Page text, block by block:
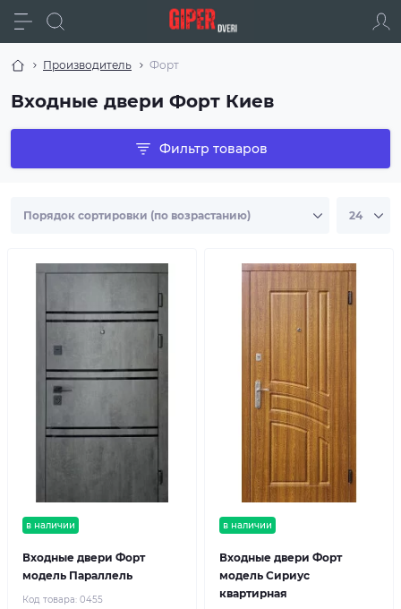
Производитель Форт
Входные двери Форт Киев
Фильтр товаров
в наличии
Входные двери Форт
модель Параллель
Код товара: 0455
в наличии
Входные двери Форт
модель Сириус
квартирная